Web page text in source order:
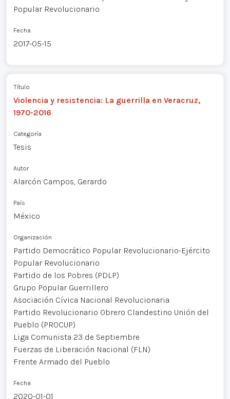
Popular Revolucionario
Fecha
2017-05-15
Título
Violencia y resistencia: La guerrilla en Veracruz,
1970-2016
Categoría
Tesis
Autor
Alarcón Campos, Gerardo
País
México
Organización
Partido Democrático Popular Revolucionario-Ejército
Popular Revolucionario
Partido de los Pobres (PDLP)
Grupo Popular Guerrillero
Asociación Cívica Nacional Revolucionaria
Partido Revolucionario Obrero Clandestino Unión del
Pueblo (PROCUP)
Liga Comunista 23 de Septiembre
Fuerzas de Liberación Nacional (FLN)
Frente Armado del Pueblo
Fecha
2020-01-01